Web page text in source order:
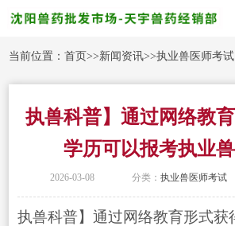
当前位置：首页>>新闻资讯>>执业兽医师考试
执兽科普】通过网络教
学历可以报考执业
2026-03-08 分类： 执业兽医师考试
执兽科普】通过网络教育形式获